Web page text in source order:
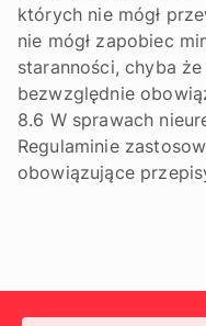
których nie mógł
nie mógł zapobiec
staranności, chyba
bezwzględnie
8.6 W sprawach
Regulaminie
obowiązujące